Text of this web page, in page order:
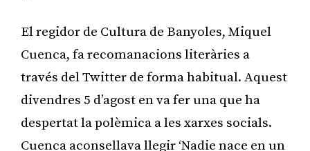
El regidor de Cultura de Banyoles, Miquel
Cuenca, fa recomanacions literàries a
través del Twitter de forma habitual. Aquest
divendres 5 d’agost en va fer una que ha
despertat la polèmica a les xarxes socials.
Cuenca aconsellava llegir ‘Nadie nace en un